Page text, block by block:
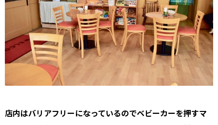
店内はバリアフリーになっているのでベビーカーを押すマ